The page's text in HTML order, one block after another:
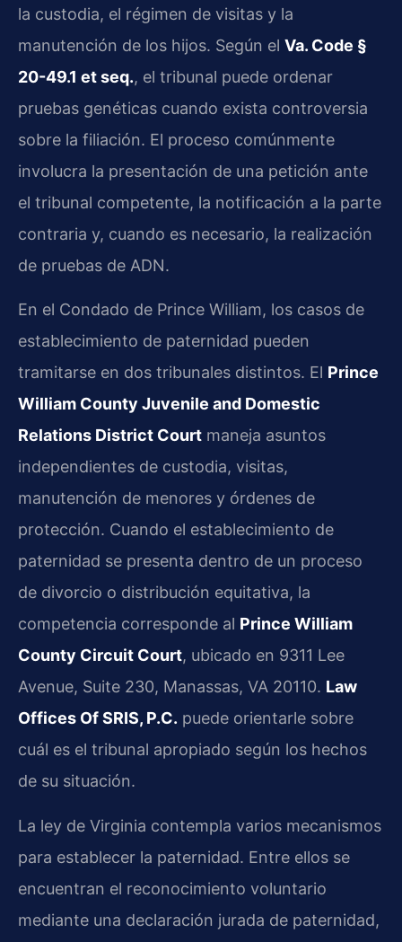
la custodia, el régimen de visitas y la
manutención de los hijos. Según el Va. Code §
20-49.1 et seq., el tribunal puede ordenar
pruebas genéticas cuando exista controversia
sobre la filiación. El proceso comúnmente
involucra la presentación de una petición ante
el tribunal competente, la notificación a la parte
contraria y, cuando es necesario, la realización
de pruebas de ADN.
En el Condado de Prince William, los casos de
establecimiento de paternidad pueden
tramitarse en dos tribunales distintos. El Prince
William County Juvenile and Domestic
Relations District Court maneja asuntos
independientes de custodia, visitas,
manutención de menores y órdenes de
protección. Cuando el establecimiento de
paternidad se presenta dentro de un proceso
de divorcio o distribución equitativa, la
competencia corresponde al Prince William
County Circuit Court, ubicado en 9311 Lee
Avenue, Suite 230, Manassas, VA 20110. Law
Offices Of SRIS, P.C. puede orientarle sobre
cuál es el tribunal apropiado según los hechos
de su situación.
La ley de Virginia contempla varios mecanismos
para establecer la paternidad. Entre ellos se
encuentran el reconocimiento voluntario
mediante una declaración jurada de paternidad,